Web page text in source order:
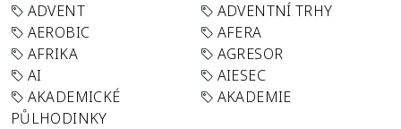
ADVENT
ADVENTNÍ TRHY
AEROBIC
AFERA
AFRIKA
AGRESOR
AI
AIESEC
AKADEMICKÉ
PŮLHODINKY
AKADEMIE